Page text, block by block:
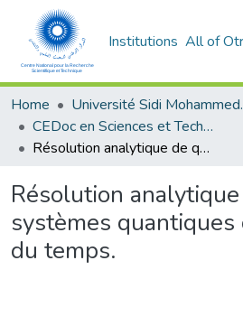
Institutions All of
Home
CEDoc en Sciences et Techniques et Sciences Médicales (CED - STSM)
Résolution analytique de quelques systèmes quantiques dépendants du temps.
Résolution
systèmes
du temps.